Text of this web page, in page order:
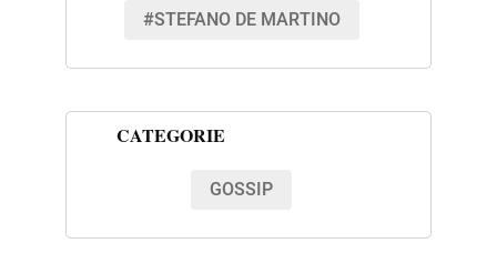
#STEFANO DE MARTINO
CATEGORIE
GOSSIP